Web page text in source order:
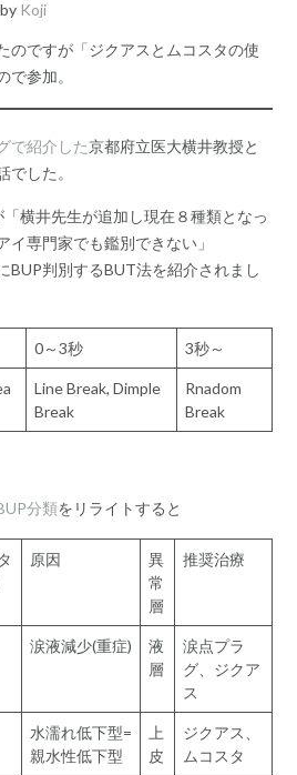
by Koji
のですが「ジクアスとムコスタの使
で参加。
で紹介した京都府立医大横井教授と
した。
横井先生が追加し現在８種類となっ
イ専門家でも鑑別できない」
BUP判別するBUT法を紹介されまし
0～3秒 3秒～
Line Break, Dimple
Break
Rnadom
Break
分類をリライトすると
原因
異
常
層
推奨治療
涙液減少(重症)
液
層
涙点プラ
グ、ジクア
ス
水濡れ低下型=
親水性低下型
上
皮
ジクアス、
ムコスタ